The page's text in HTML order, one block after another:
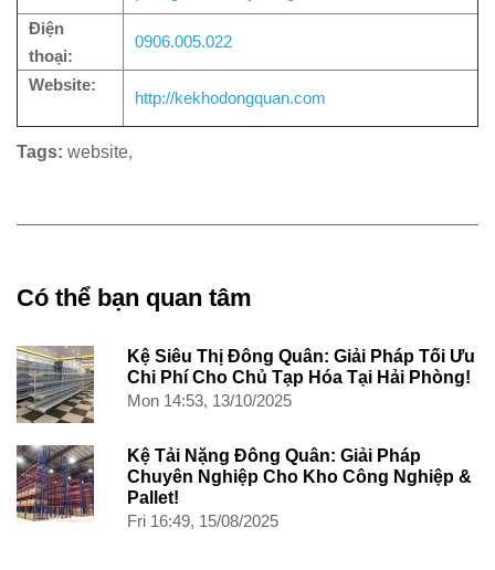
Điện
thoại:
0906.005.022
Website:
http://kekhodongquan.com
Tags: website,
Có thể bạn quan tâm
Kệ Siêu Thị Đông Quân: Giải Pháp Tối Ưu
Chi Phí Cho Chủ Tạp Hóa Tại Hải Phòng!
Mon 14:53, 13/10/2025
Kệ Tải Nặng Đông Quân: Giải Pháp
Chuyên Nghiệp Cho Kho Công Nghiệp &
Pallet!
Fri 16:49, 15/08/2025